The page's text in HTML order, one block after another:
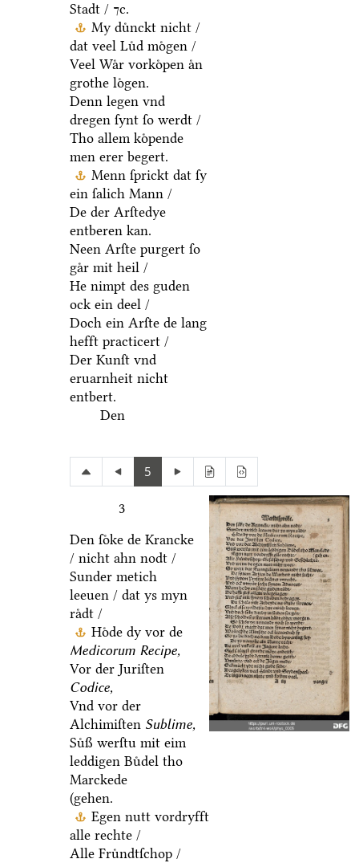
Stadt / ⁊c.
My duͤnckt nicht /
dat veel Luͤd moͤgen /
Veel Waͤr vorkoͤpen aͤn
grothe loͤgen.
Denn legen vnd
dregen ſynt ſo werdt /
Tho allem koͤpende
men erer begert.
Menn ſprickt dat ſy
ein ſalich Mann /
De der Arſtedye
entberen kan.
Neen Arſte purgert ſo
gaͤr mit heil /
He nimpt des guden
ock ein deel /
Doch ein Arſte de lang
hefft practicert /
Der Kunſt vnd
eruarnheit nicht
entbert.
Den
5
3
Den ſoͤke de Krancke
/ nicht ahn nodt /
Sunder metich
leeuen / dat ys myn
raͤdt /
Hoͤde dy vor de
Medicorum Recipe,
Vor der Juriſten
Codice,
Vnd vor der
Alchimiſten Sublime,
Suͤß werſtu mit eim
leddigen Buͤdel tho
Marckede
(gehen.
Egen nutt vordryfft
alle rechte /
Alle Fruͤndtſchop /